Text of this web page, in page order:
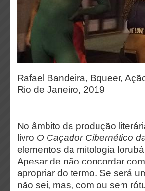
Rafael Bandeira, Bqueer,
Rio de Janeiro, 2019
No âmbito da produção
livro O Caçador Cibernético
elementos da mitologia
Apesar de não concordar
apropriar do termo. Se será
não sei, mas, com ou sem